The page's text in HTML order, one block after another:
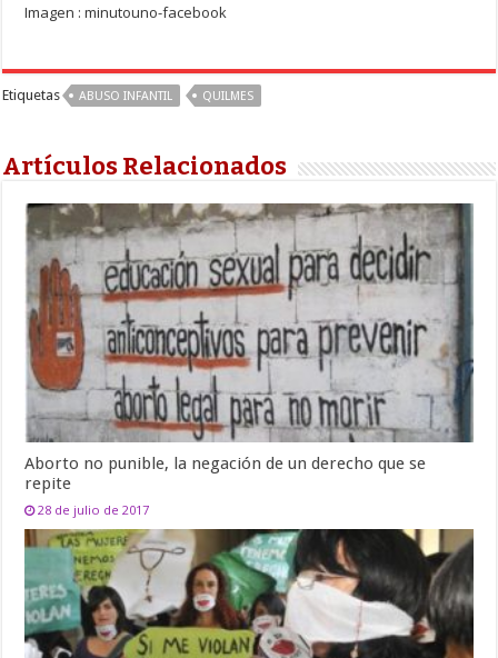
Imagen : minutouno-facebook
Etiquetas ABUSO INFANTIL QUILMES
Artículos Relacionados
Aborto no punible, la negación de un derecho que se
repite
28 de julio de 2017